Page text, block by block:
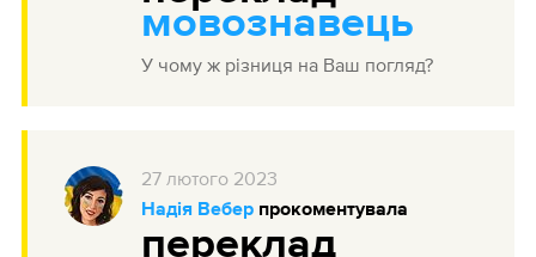
мовознавець
У чому ж різниця на Ваш погляд?
27 лютого2023
Надія Веберпрокоментувала
переклад